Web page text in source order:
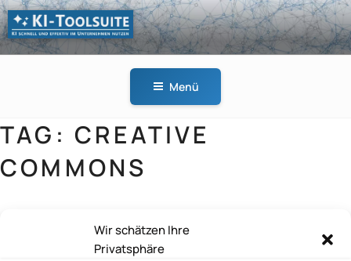
Wir schätzen Ihre
Privatsphäre
Zum
Inhalt
springen
KI-
Menü
TAG: CREATIVE
COMMONS